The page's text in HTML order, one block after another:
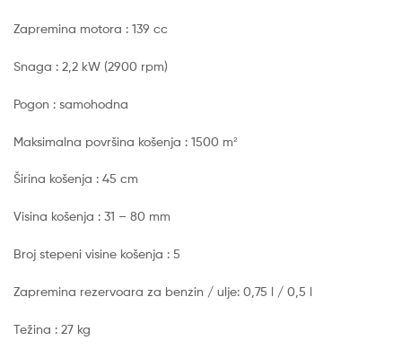
Zapremina motora : 139 cc
Snaga : 2,2 kW (2900 rpm)
Pogon : samohodna
Maksimalna površina košenja : 1500 m²
Širina košenja : 45 cm
Visina košenja : 31 – 80 mm
Broj stepeni visine košenja : 5
Zapremina rezervoara za benzin / ulje: 0,75 l / 0,5 l
Težina : 27 kg